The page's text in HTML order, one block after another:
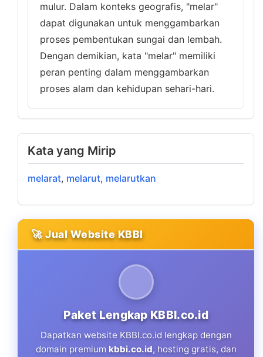
mulur. Dalam konteks geografis, "melar"
dapat digunakan untuk menggambarkan
proses pembentukan sungai dan lembah.
Dengan demikian, kata "melar" memiliki
peran penting dalam menggambarkan
proses alam dan kehidupan sehari-hari.
Kata yang Mirip
melarat, melarut, melarutkan
🚀 Jual Website KBBI
Paket Lengkap KBBI.co.id
Dapatkan website KBBI.co.id lengkap dengan
domain premium kbbi.co.id, hosting gratis, dan